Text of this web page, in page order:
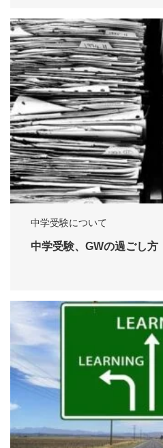
中学受験について
中学受験、GWの過ごし方